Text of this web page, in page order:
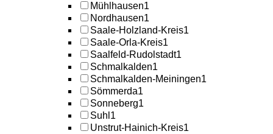
Mühlhausen1
Nordhausen1
Saale-Holzland-Kreis1
Saale-Orla-Kreis1
Saalfeld-Rudolstadt1
Schmalkalden1
Schmalkalden-Meiningen1
Sömmerda1
Sonneberg1
Suhl 1
Unstrut-Hainich-Kreis1